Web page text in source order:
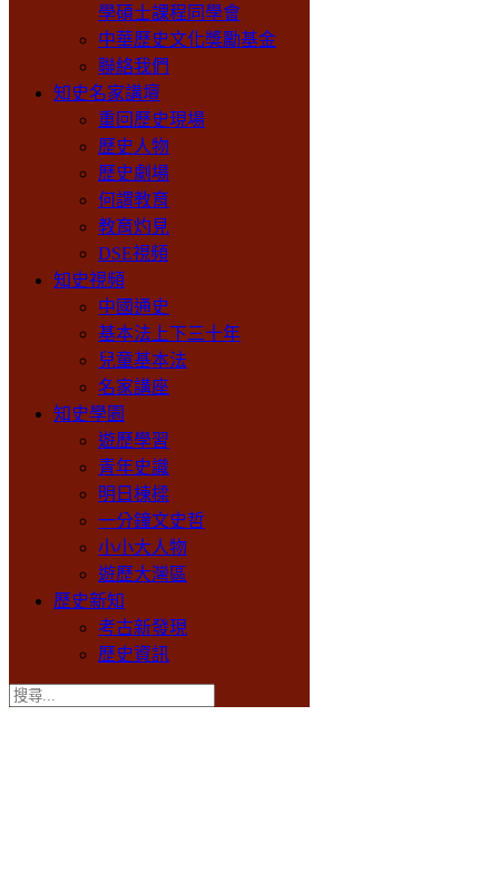
學碩士課程同學會
中華歷史文化獎勵基金
聯絡我們
知史名家講壇
重回歷史現場
歷史人物
歷史劇場
何謂教育
教育灼見
DSE視頻
知史視頻
中國通史
基本法上下三十年
兒童基本法
名家講座
知史學園
遊歷學習
青年史識
明日棟樑
一分鐘文史哲
小小大人物
遊歷大灣區
歷史新知
考古新發現
歷史資訊